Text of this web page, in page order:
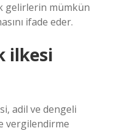
gelirlerin mümkün
ifade eder.
ilkesi
adil ve dengeli
vergilendirme